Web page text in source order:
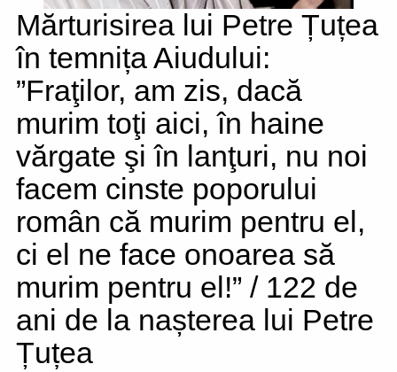
Mărturisirea lui Petre Țuțea
în temnița Aiudului:
”Fraţilor, am zis, dacă
murim toţi aici, în haine
vărgate şi în lanţuri, nu noi
facem cinste poporului
român că murim pentru el,
ci el ne face onoarea să
murim pentru el!” / 122 de
ani de la nașterea lui Petre
Țuțea